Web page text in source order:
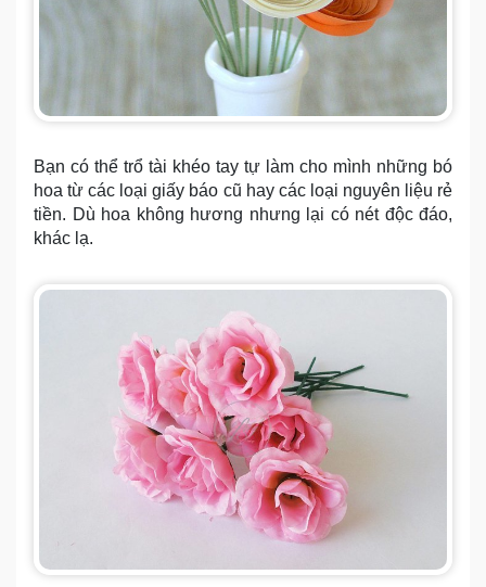
Bạn có thể trổ tài khéo tay tự làm cho mình những bó
hoa từ các loại giấy báo cũ hay các loại nguyên liệu rẻ
tiền. Dù hoa không hương nhưng lại có nét độc đáo,
khác lạ.